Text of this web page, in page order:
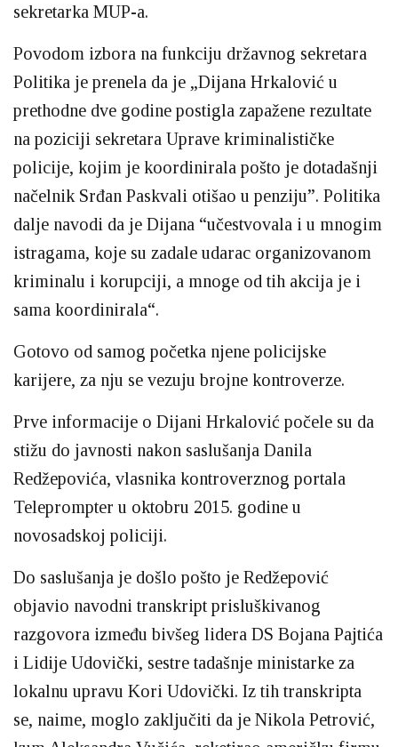
sekretarka MUP-a.
Povodom izbora na funkciju državnog sekretara
Politika je prenela da je „Dijana Hrkalović u
prethodne dve godine postigla zapažene rezultate
na poziciji sekretara Uprave kriminalističke
policije, kojim je koordinirala pošto je dotadašnji
načelnik Srđan Paskvali otišao u penziju”. Politika
dalje navodi da je Dijana “učestvovala i u mnogim
istragama, koje su zadale udarac organizovanom
kriminalu i korupciji, a mnoge od tih akcija je i
sama koordinirala“.
Gotovo od samog početka njene policijske
karijere, za nju se vezuju brojne kontroverze.
Prve informacije o Dijani Hrkalović počele su da
stižu do javnosti nakon saslušanja Danila
Redžepovića, vlasnika kontroverznog portala
Teleprompter u oktobru 2015. godine u
novosadskoj policiji.
Do saslušanja je došlo pošto je Redžepović
objavio navodni transkript prisluškivanog
razgovora između bivšeg lidera DS Bojana Pajtića
i Lidije Udovički, sestre tadašnje ministarke za
lokalnu upravu Kori Udovički. Iz tih transkripta
se, naime, moglo zaključiti da je Nikola Petrović,